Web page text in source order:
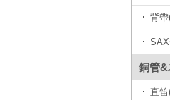
背帶
銅管&
直笛